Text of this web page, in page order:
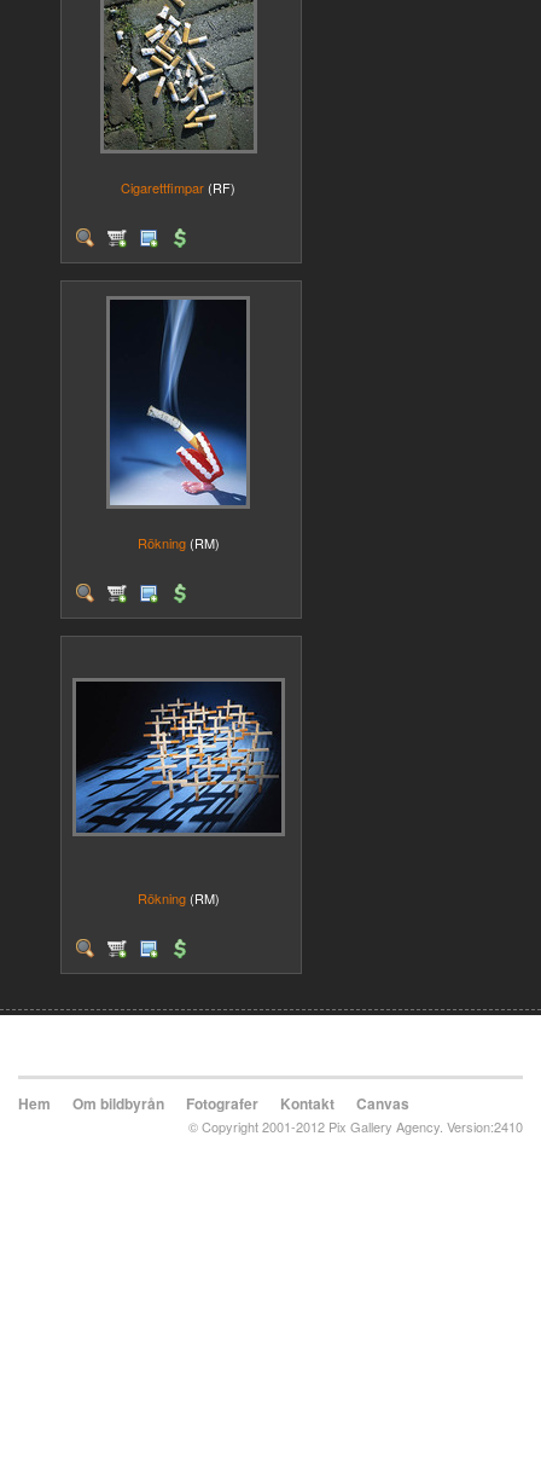
Cigarettfimpar (RF)
Rökning (RM)
Rökning (RM)
Hem Om bildbyrån Fotografer Kontakt Canvas
© Copyright 2001-2012 Pix Gallery Agency. Version:2410